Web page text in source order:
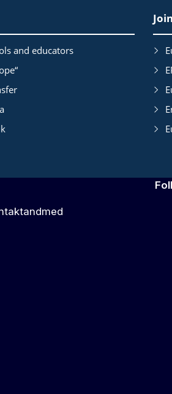
and educators